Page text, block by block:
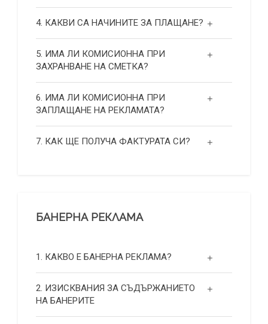
4. КАКВИ СА НАЧИНИТЕ ЗА ПЛАЩАНЕ?
5. ИМА ЛИ КОМИСИОННА ПРИ
ЗАХРАНВАНЕ НА СМЕТКА?
6. ИМА ЛИ КОМИСИОННА ПРИ
ЗАПЛАЩАНЕ НА РЕКЛАМАТА?
7. КАК ЩЕ ПОЛУЧА ФАКТУРАТА СИ?
БАНЕРНА РЕКЛАМА
1. КАКВО Е БАНЕРНА РЕКЛАМА?
2. ИЗИСКВАНИЯ ЗА СЪДЪРЖАНИЕТО
НА БАНЕРИТЕ